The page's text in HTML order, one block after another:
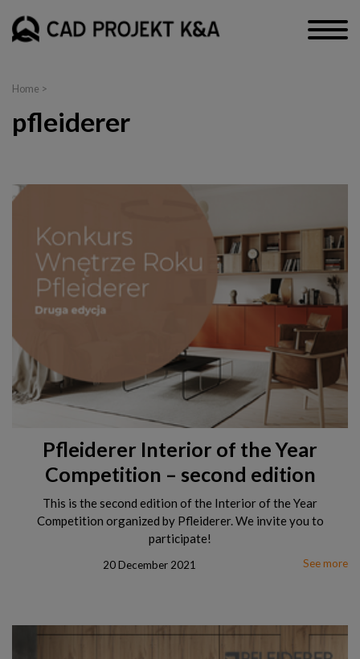
Home >
pfleiderer
Pfleiderer Interior of the Year
Competition – second edition
This is the second edition of the Interior of the Year
Competition organized by Pfleiderer. We invite you to
participate!
20 December 2021 See more